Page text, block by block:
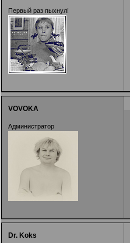
Первый раз пыхнул!
VOVOKA
Администратор
Dr. Koks